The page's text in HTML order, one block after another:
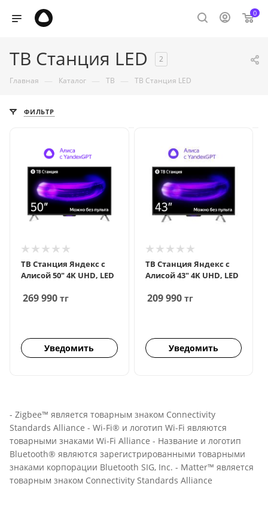
0
ТВ Станция LED 2
Главная — Каталог — ТВ — ТВ Станция LED
ФИЛЬТР
ТВ Станция Яндекс с
Алисой 50" 4K UHD, LED
269 990 тг
Уведомить
ТВ Станция Яндекс с
Алисой 43" 4K UHD, LED
209 990тг
Уведомить
- Zigbee™ является товарным знаком Connectivity
Standards Alliance - Wi-Fi® и логотип Wi-Fi являются
товарными знаками Wi-Fi Alliance - Название и логотип
Bluetooth® являются зарегистрированными товарными
знаками корпорации Bluetooth SIG, Inc. - Matter™ является
товарным знаком Connectivity Standards Alliance